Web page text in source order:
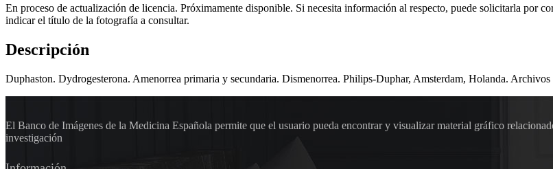
En proceso de actualización de licencia. Próximamente disponible. Si necesita información al respecto, puede solicitarla por
indicar el título de la fotografía a consultar.
Descripción
Duphaston. Dydrogesterona. Amenorrea primaria y secundaria. Dismenorrea. Philips-Duphar, Amsterdam, Holanda.
El Banco de Imágenes de la Medicina Española permite que el usuario pueda encontrar y visualizar material gráfico
investigación